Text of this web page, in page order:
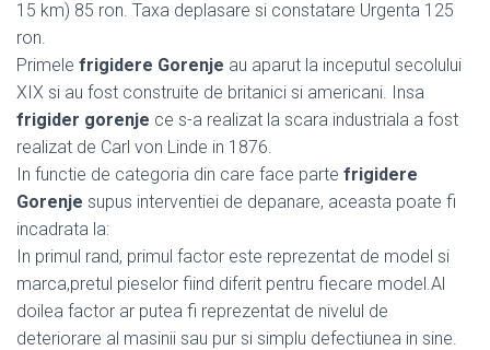
15 km) 85 ron. Taxa deplasare si constatare Urgenta 125
ron.
Primele frigidere Gorenje au aparut la inceputul secolului
XIX si au fost construite de britanici si americani. Insa
frigider gorenje ce s-a realizat la scara industriala a fost
realizat de Carl von Linde in 1876.
In functie de categoria din care face parte frigidere
Gorenje supus interventiei de depanare, aceasta poate fi
incadrata la:
In primul rand, primul factor este reprezentat de model si
marca,pretul pieselor fiind diferit pentru fiecare model.Al
doilea factor ar putea fi reprezentat de nivelul de
deteriorare al masinii sau pur si simplu defectiunea in sine.